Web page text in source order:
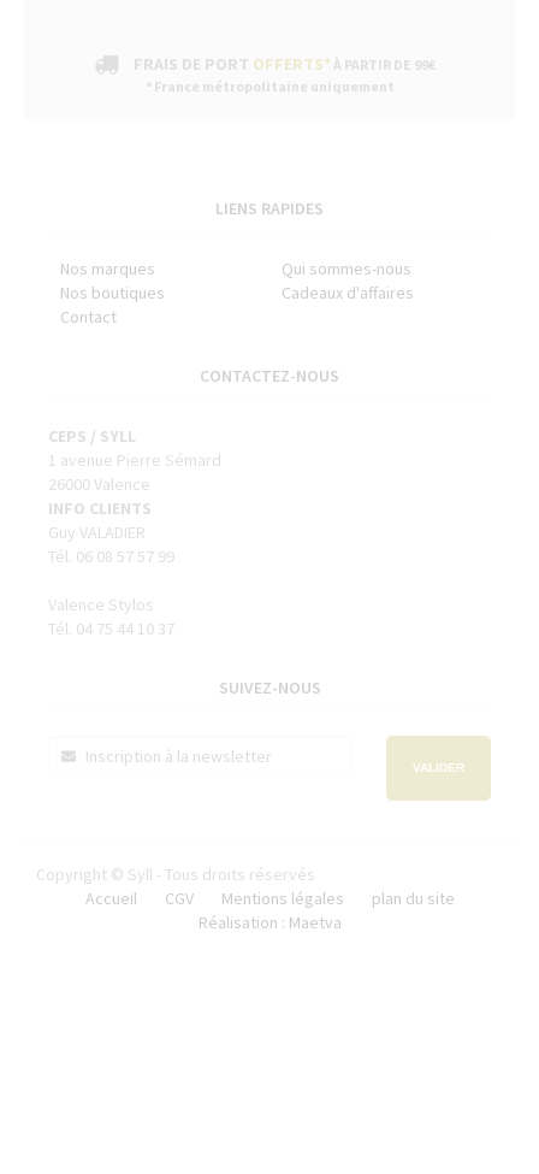
FRAIS DE PORT OFFERTS* À PARTIR DE 99€
* France métropolitaine uniquement
LIENS RAPIDES
Nos marques
Qui sommes-nous
Nos boutiques
Cadeaux d'affaires
Contact
CONTACTEZ-NOUS
CEPS / SYLL
1 avenue Pierre Sémard
26000 Valence
INFO CLIENTS
Guy VALADIER
Tél. 06 08 57 57 99
Valence Stylos
Tél. 04 75 44 10 37
SUIVEZ-NOUS
VALIDER
Copyright © Syll - Tous droits réservés
Accueil
CGV Mentions légales
plan du site
Réalisation : Maetva